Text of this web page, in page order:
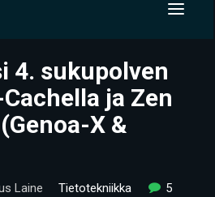
4. sukupolven
ja Zen
X &
Laine Tietotekniikka 5